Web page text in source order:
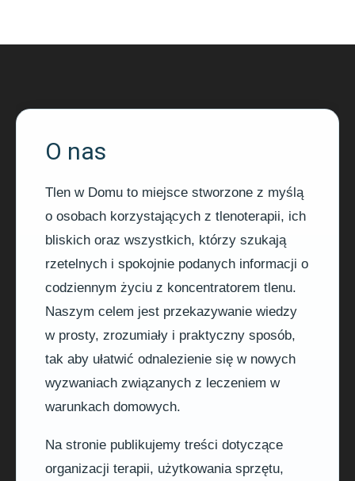
O nas
Tlen w Domu to miejsce stworzone z myślą
o osobach korzystających z tlenoterapii, ich
bliskich oraz wszystkich, którzy szukają
rzetelnych i spokojnie podanych informacji o
codziennym życiu z koncentratorem tlenu.
Naszym celem jest przekazywanie wiedzy
w prosty, zrozumiały i praktyczny sposób,
tak aby ułatwić odnalezienie się w nowych
wyzwaniach związanych z leczeniem w
warunkach domowych.
Na stronie publikujemy treści dotyczące
organizacji terapii, użytkowania sprzętu,